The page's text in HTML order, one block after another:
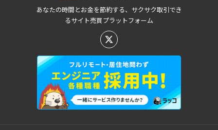
あなたの時間とお金を節約する、サクサク取引でき
るサイト売買プラットフォーム